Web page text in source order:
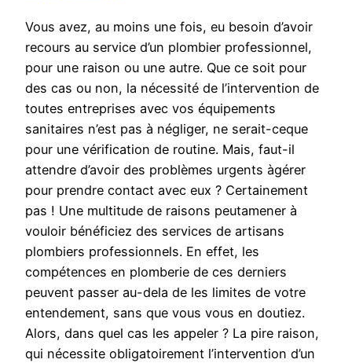
Vous avez, au moins une fois, eu besoin d’avoir
recours au service d’un plombier professionnel,
pour une raison ou une autre. Que ce soit pour
des cas ou non, la nécessité de l’intervention de
toutes entreprises avec vos équipements
sanitaires n’est pas à négliger, ne serait-ceque
pour une vérification de routine. Mais, faut-il
attendre d’avoir des problèmes urgents àgérer
pour prendre contact avec eux ? Certainement
pas ! Une multitude de raisons peutamener à
vouloir bénéficiez des services de artisans
plombiers professionnels. En effet, les
compétences en plomberie de ces derniers
peuvent passer au-dela de les limites de votre
entendement, sans que vous vous en doutiez.
Alors, dans quel cas les appeler ? La pire raison,
qui nécessite obligatoirement l’intervention d’un